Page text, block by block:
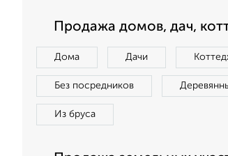
Продажа домов, дач,
Дома Дачи
Без посредников
Из бруса